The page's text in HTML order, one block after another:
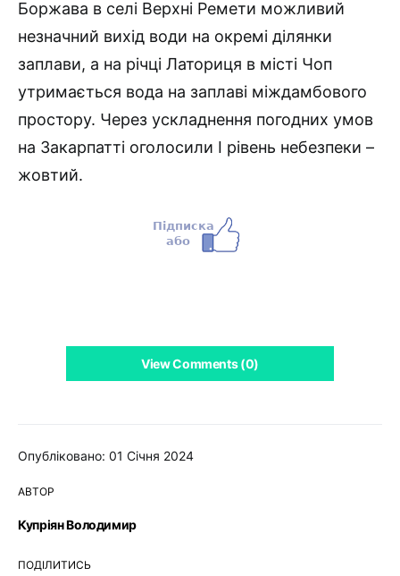
Опубліковано: 01 Січня 2024
АВТОР
Купріян Володимир
ПОДІЛИТИСЬ
Боржава в селі Верхні Ремети можливий
незначний вихід води на окремі ділянки
заплави, а на річці Латориця в місті Чоп
утримається вода на заплаві міждамбового
простору. Через ускладнення погодних умов
на Закарпатті оголосили І рівень небезпеки –
жовтий.
View Comments (0)